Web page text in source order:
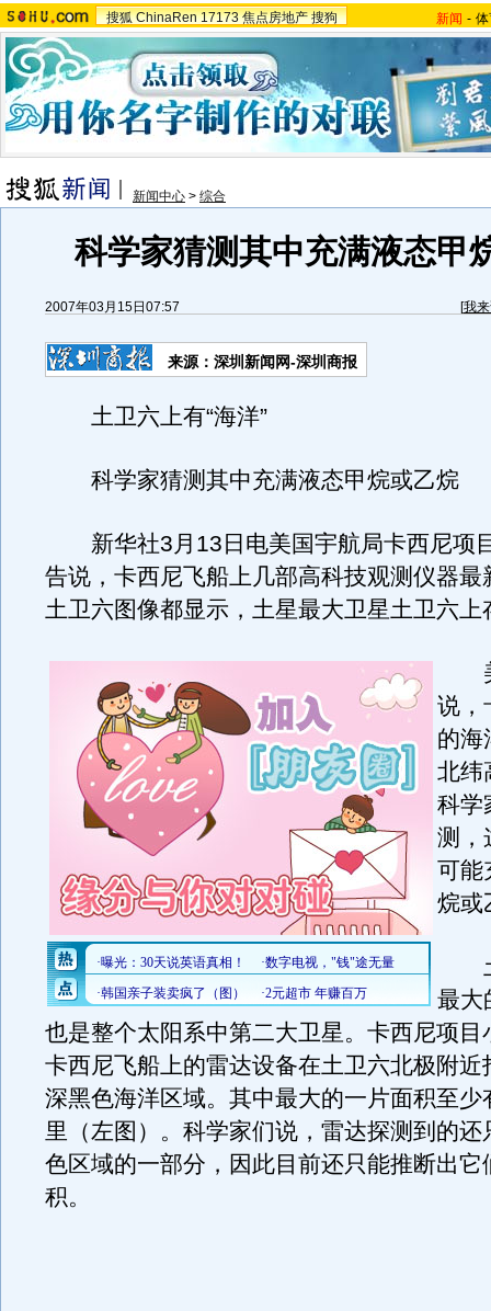
搜狐 ChinaRen 17173 焦点房地产 搜狗 新闻 -
新闻中心 > 综合
科学家猜测其中充满液态甲
2007年03月15日07:57 [我
来源：深圳新闻网-深圳商报
土卫六上有“海洋”
科学家猜测其中充满液态甲烷或乙烷
新华社3月13日电美国宇航局卡西尼项
告说，卡西尼飞船上几部高科技观测仪器最
土卫六图像都显示，土星最大卫星土卫六上
美
说，
的海
北纬
科学
测，
可能
烷或
土
最大
也是整个太阳系中第二大卫星。卡西尼项目
卡西尼飞船上的雷达设备在土卫六北极附近
深黑色海洋区域。其中最大的一片面积至少
里（左图）。科学家们说，雷达探测到的还
色区域的一部分，因此目前还只能推断出它
积。